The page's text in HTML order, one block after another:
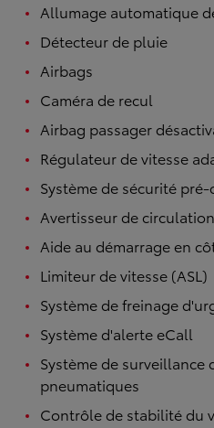
Allumage automatique
Détecteur de pluie
Airbags
Caméra de recul
Airbag passager
Régulateur de vitesse
Système de sécurité
Avertisseur de
Aide au démarrage en
Limiteur de vitesse (ASL)
Système de freinage
Système d'alerte eCall
Système de surveillance
pneumatiques
Contrôle de stabilité du